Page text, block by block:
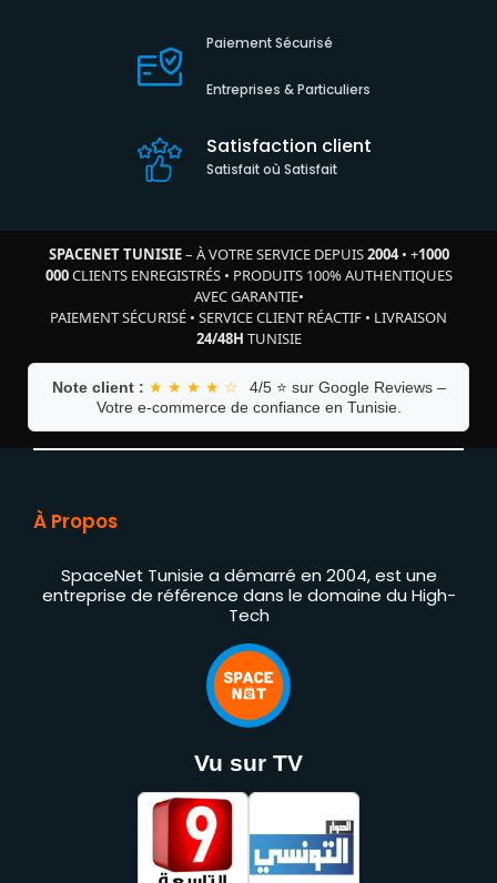
Paiement Sécurisé
Entreprises & Particuliers
Satisfaction client
Satisfait où Satisfait
SPACENET TUNISIE– À VOTRE SERVICE DEPUIS2004• +1000
000CLIENTS ENREGISTRÉS• PRODUITS 100% AUTHENTIQUES
AVEC GARANTIE•
PAIEMENT SÉCURISÉ • SERVICE CLIENT RÉACTIF • LIVRAISON
24/48H TUNISIE
Note client : ★ ★ ★ ★ ☆
4/5 ⭐ sur Google Reviews –
Votre e-commerce de confiance en Tunisie.
À Propos
SpaceNet Tunisie a démarré en 2004, est une
entreprise de référence dans le domaine du High-
Tech
Vu sur TV